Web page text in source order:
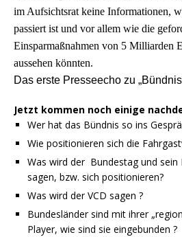
im Aufsichtsrat keine Informationen,
passiert ist und vor allem wie die
Einsparmaßnahmen von 5 Milliarden
aussehen könnten.
Das erste Presseecho zu
Jetzt kommen noch einige
Wer hat das Bündnis so ins
Wie positionieren sich die
Was wird der Bundestag und sein
sagen, bzw. sich positionieren?
Was wird der VCD sagen ?
Bundesländer sind mit ihrer
Player, wie sind sie eingebunden ?